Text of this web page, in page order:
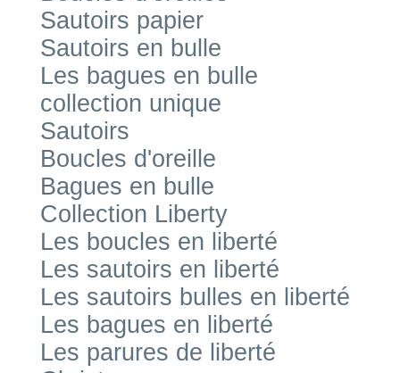
Sautoirs papier
Sautoirs en bulle
Les bagues en bulle
collection unique
Sautoirs
Boucles d'oreille
Bagues en bulle
Collection Liberty
Les boucles en liberté
Les sautoirs en liberté
Les sautoirs bulles en liberté
Les bagues en liberté
Les parures de liberté